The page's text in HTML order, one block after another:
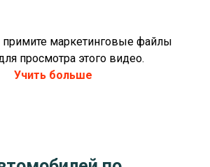
примите маркетинговые файлы
просмотра этого видео.
Учить больше